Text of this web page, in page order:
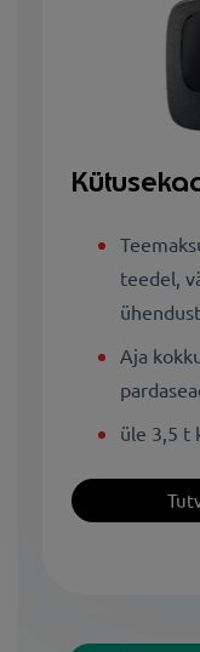
teedel,
Aja
üle 3,5 t